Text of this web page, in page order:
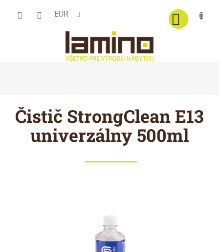
EUR
Čistič StrongClean E13
univerzálny 500ml